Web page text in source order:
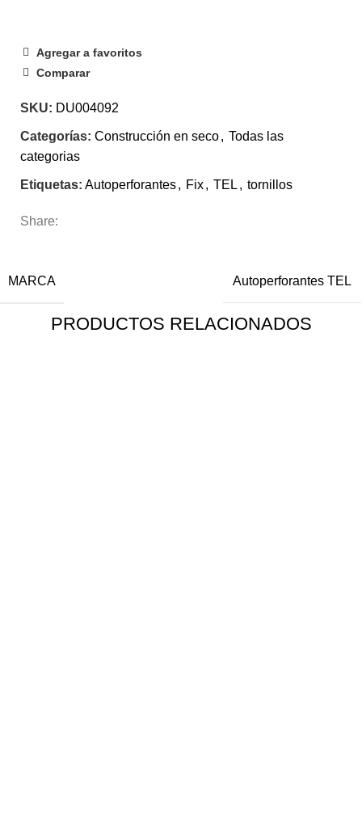
Agregar a favoritos
Comparar
SKU: DU004092
Categorías: Construcción en seco, Todas las
categorias
Etiquetas: Autoperforantes, Fix, TEL , tornillos
Share:
MARCA Autoperforantes TEL
PRODUCTOS RELACIONADOS